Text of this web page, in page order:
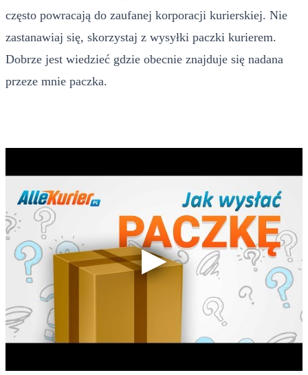
często powracają do zaufanej korporacji kurierskiej. Nie
zastanawiaj się, skorzystaj z wysyłki paczki kurierem.
Dobrze jest wiedzieć gdzie obecnie znajduje się nadana
przeze mnie paczka.